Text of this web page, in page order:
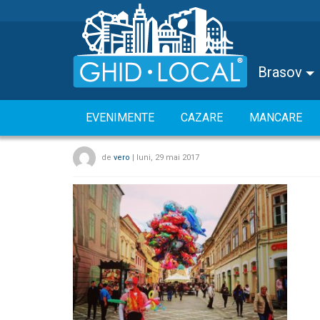
Brasov
EVENIMENTE CAZARE MANCARE
de vero | luni, 29 mai 2017